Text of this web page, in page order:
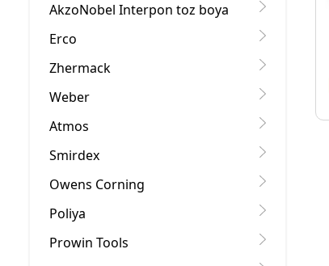
AkzoNobel Interpon toz boya
Erco
Zhermack
Weber
Atmos
Smirdex
Owens Corning
Poliya
Prowin Tools